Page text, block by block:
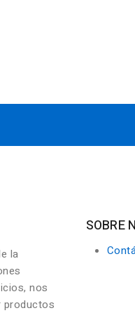
la
nos
SOBRE